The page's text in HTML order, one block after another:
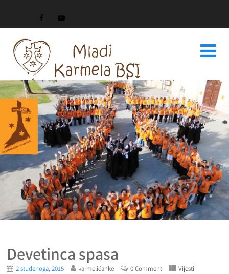
Devetinca spasa
2 studenoga, 2015 karmelićanke 0 Comment Vijesti